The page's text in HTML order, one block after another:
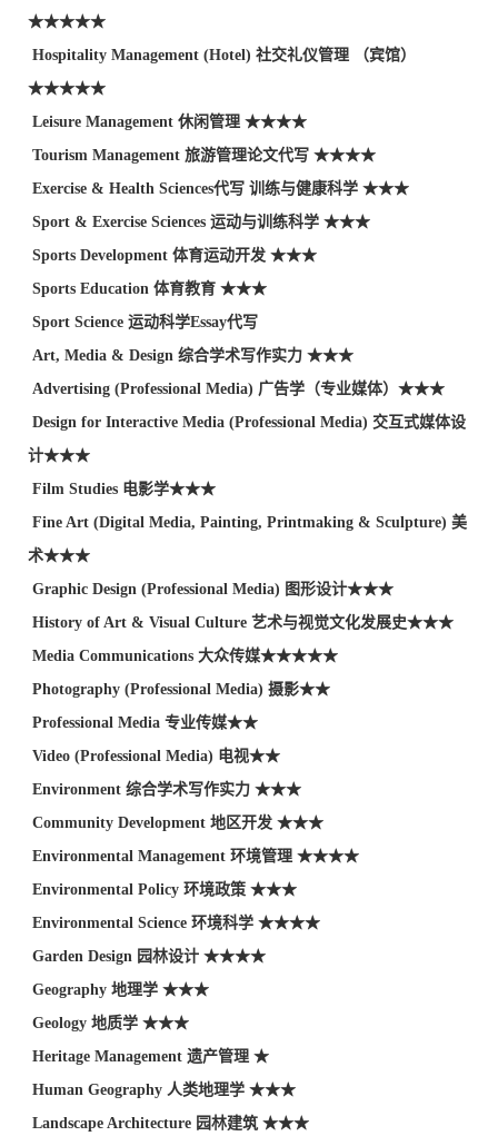
★★★★★
Hospitality Management (Hotel) 社交礼仪管理 （宾馆）
★★★★★
Leisure Management 休闲管理 ★★★★
Tourism Management 旅游管理论文代写 ★★★★
Exercise & Health Sciences代写 训练与健康科学 ★★★
Sport & Exercise Sciences 运动与训练科学 ★★★
Sports Development 体育运动开发 ★★★
Sports Education 体育教育 ★★★
Sport Science 运动科学Essay代写
Art, Media & Design 综合学术写作实力 ★★★
Advertising (Professional Media) 广告学（专业媒体）★★★
Design for Interactive Media (Professional Media) 交互式媒体设
计★★★
Film Studies 电影学★★★
Fine Art (Digital Media, Painting, Printmaking & Sculpture) 美
术★★★
Graphic Design (Professional Media) 图形设计★★★
History of Art & Visual Culture 艺术与视觉文化发展史★★★
Media Communications 大众传媒★★★★★
Photography (Professional Media) 摄影★★
Professional Media 专业传媒★★
Video (Professional Media) 电视★★
Environment 综合学术写作实力 ★★★
Community Development 地区开发 ★★★
Environmental Management 环境管理 ★★★★
Environmental Policy 环境政策 ★★★
Environmental Science 环境科学 ★★★★
Garden Design 园林设计 ★★★★
Geography 地理学 ★★★
Geology 地质学 ★★★
Heritage Management 遗产管理 ★
Human Geography 人类地理学 ★★★
Landscape Architecture 园林建筑 ★★★